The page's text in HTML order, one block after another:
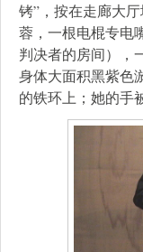
铐”，按在走廊大
蓉，一根电棍专电
判决者的房间），
身体大面积黑紫色
的铁环上；她的手